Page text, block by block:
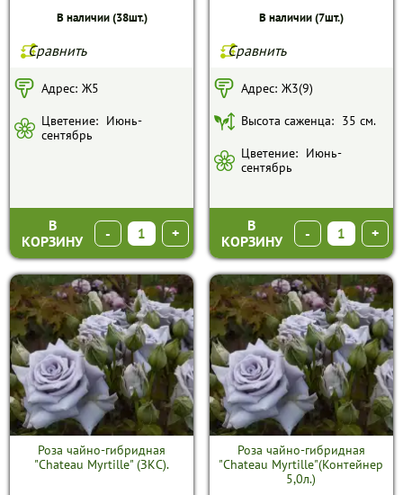
В наличии (38шт.)
Сравнить
Адрес: Ж5
Цветение: Июнь-
сентябрь
В
КОРЗИНУ
- +
В наличии (7шт.)
Сравнить
Адрес: Ж3(9)
Высота саженца: 35 см.
Цветение: Июнь-
сентябрь
В
КОРЗИНУ
- +
Роза чайно-гибридная
"Chateau Myrtille" (ЗКС).
Роза чайно-гибридная
"Chateau Myrtille"(Контейнер
5,0л.)